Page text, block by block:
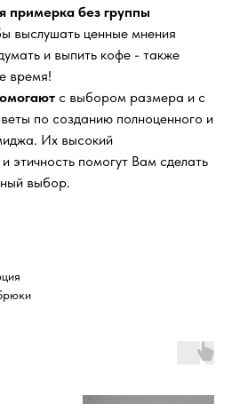
примерка без группы
выслушать ценные мнения
и выпить кофе - также
время!
с выбором размера и с
по созданию полноценного и
Их высокий
этичность помогут Вам сделать
выбор.